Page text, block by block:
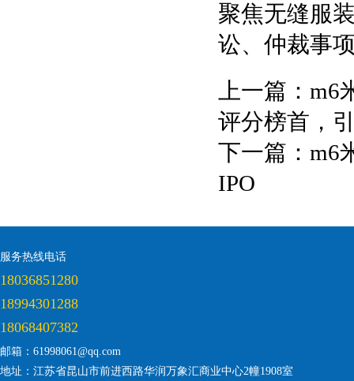
聚焦无缝服
讼、仲裁事
上一篇： m6
评分榜首，
下一篇： m6
IPO
服务热线电话
18036851280
18994301288
18068407382
邮箱：61998061@qq.com
地址：江苏省昆山市前进西路华润万象汇商业中心2幢1908室